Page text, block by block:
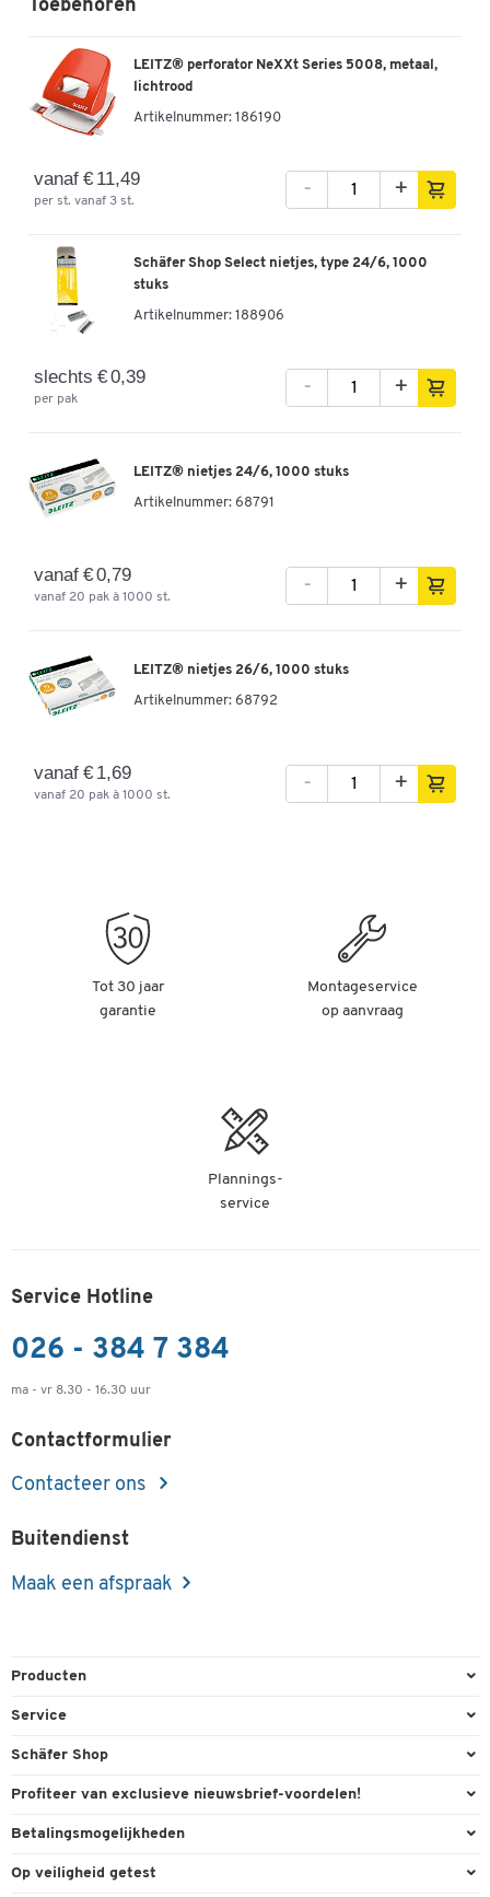
€ 21,99
€ 21,99
Toebehoren
LEITZ® perforator NeXXt Series 5008, metaal,
lichtrood
Artikelnummer: 186190
vanaf € 11,49
per st. vanaf 3 st.
- +
Schäfer Shop Select nietjes, type 24/6, 1000
stuks
Artikelnummer: 188906
slechts € 0,39
per pak
- +
LEITZ® nietjes 24/6, 1000 stuks
Artikelnummer: 68791
vanaf € 0,79
vanaf 20 pak à 1000 st.
- +
LEITZ® nietjes 26/6, 1000 stuks
Artikelnummer: 68792
vanaf € 1,69
vanaf 20 pak à 1000 st.
- +
Tot 30 jaar
garantie
Montageservice
op aanvraag
Plannings-
service
Service Hotline
026 - 384 7 384
ma - vr 8.30 - 16.30 uur
Contactformulier
Contacteer ons
Buitendienst
Maak een afspraak
Producten
Kantoorbenodigdheden
Milieutechniek
Reiniging & hygiëne
Service
Bestelling herroepen
Inkt & Toner
Schäfer Shop
Algemene voorwaarden
Online catalogi
Profiteer van exclusieve nieuwsbrief-voordelen!
Welkomstgeschenk
Betalingsmogelijkheden
Paypal
Op veiligheid getest